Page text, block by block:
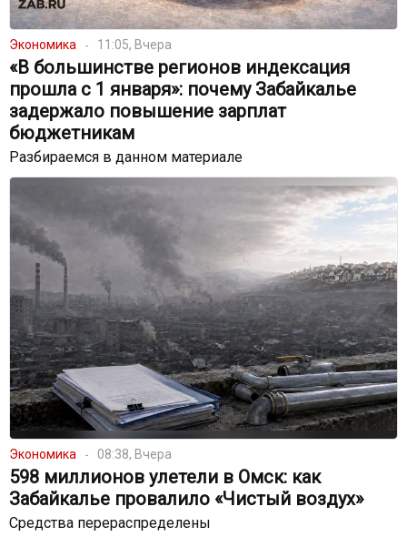
Экономика 11:05, Вчера
«В большинстве регионов индексация
прошла с 1 января»: почему Забайкалье
задержало повышение зарплат
бюджетникам
Разбираемся в данном материале
Экономика 08:38, Вчера
598 миллионов улетели в Омск: как
Забайкалье провалило «Чистый воздух»
Средства перераспределены